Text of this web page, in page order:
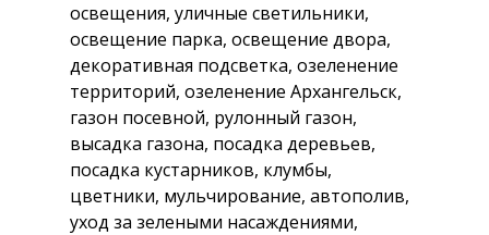
освещения, уличные светильники,
освещение парка, освещение двора,
декоративная подсветка, озеленение
территорий, озеленение Архангельск,
газон посевной, рулонный газон,
высадка газона, посадка деревьев,
посадка кустарников, клумбы,
цветники, мульчирование, автополив,
уход за зелеными насаждениями,